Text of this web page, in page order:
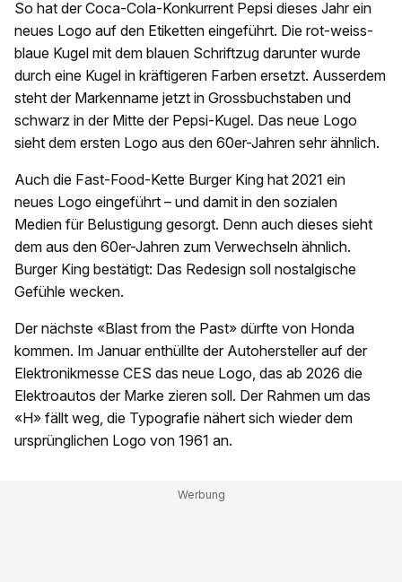
So hat der Coca-Cola-Konkurrent Pepsi dieses Jahr ein
neues Logo auf den Etiketten eingeführt. Die rot-weiss-
blaue Kugel mit dem blauen Schriftzug darunter wurde
durch eine Kugel in kräftigeren Farben ersetzt. Ausserdem
steht der Markenname jetzt in Grossbuchstaben und
schwarz in der Mitte der Pepsi-Kugel. Das neue Logo
sieht dem ersten Logo aus den 60er-Jahren sehr ähnlich.
Auch die Fast-Food-Kette Burger King hat 2021 ein
neues Logo eingeführt – und damit in den sozialen
Medien für Belustigung gesorgt. Denn auch dieses sieht
dem aus den 60er-Jahren zum Verwechseln ähnlich.
Burger King bestätigt: Das Redesign soll nostalgische
Gefühle wecken.
Der nächste «Blast from the Past» dürfte von Honda
kommen. Im Januar enthüllte der Autohersteller auf der
Elektronikmesse CES das neue Logo, das ab 2026 die
Elektroautos der Marke zieren soll. Der Rahmen um das
«H» fällt weg, die Typografie nähert sich wieder dem
ursprünglichen Logo von 1961 an.